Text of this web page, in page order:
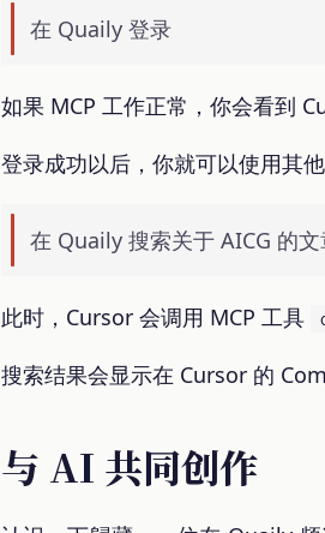
在 Quaily 登录
如果 MCP 工作正常，你会看到
登录成功以后，你就可以使用其
在 Quaily 搜索关于 AICG 的
此时，Cursor 会调用 MCP 工具
搜索结果会显示在 Cursor 的
与 AI 共同创作